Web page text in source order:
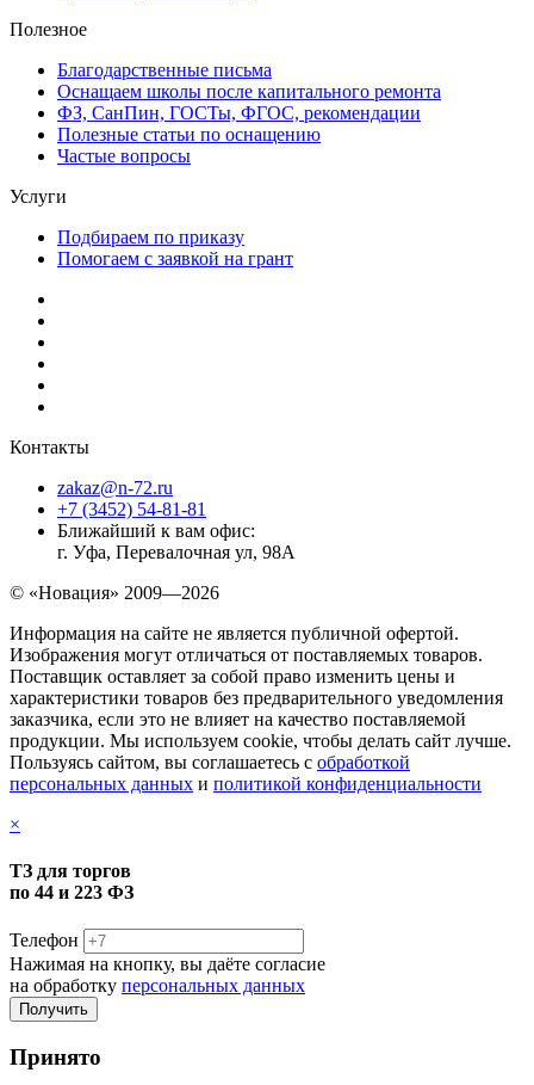
Полезное
Благодарственные письма
Оснащаем школы после капитального ремонта
ФЗ, СанПин, ГОСТы, ФГОС, рекомендации
Полезные статьи по оснащению
Частые вопросы
Услуги
Подбираем по приказу
Помогаем с заявкой на грант
Контакты
zakaz@n-72.ru
+7 (3452) 54-81-81
Ближайший к вам офис:
г. Уфа, Перевалочная ул, 98А
© «Новация» 2009—2026
Информация на сайте не является публичной офертой.
Изображения могут отличаться от поставляемых товаров.
Поставщик оставляет за собой право изменить цены и
характеристики товаров без предварительного уведомления
заказчика, если это не влияет на качество поставляемой
продукции. Мы используем cookie, чтобы делать сайт лучше.
Пользуясь сайтом, вы соглашаетесь с обработкой
персональных данных и политикой конфиденциальности
×
ТЗ для торгов
по 44 и 223 ФЗ
Телефон
Нажимая на кнопку, вы даёте согласие
на обработку персональных данных
Принято